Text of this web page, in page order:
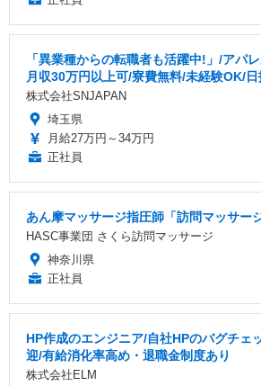
「異業種からの転職者も活躍中!」/アパ
月収30万円以上可/寮費無料/未経験OK/
株式会社SNJAPAN
埼玉県
月給27万円～34万円
正社員
あん摩マッサージ指圧師「訪問マッサー
HASC事業団 さくら訪問マッサージ
神奈川県
正社員
HP作成のエンジニア/自社HPのバグチェ
迎/有給消化率高め・退職金制度あり
株式会社ELM